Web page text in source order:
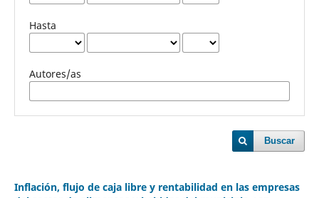
Hasta
Autores/as
Buscar
Inflación, flujo de caja libre y rentabilidad en las empresas